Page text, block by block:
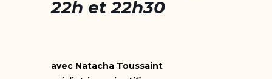
22h et 22h30
avec Natacha Toussaint